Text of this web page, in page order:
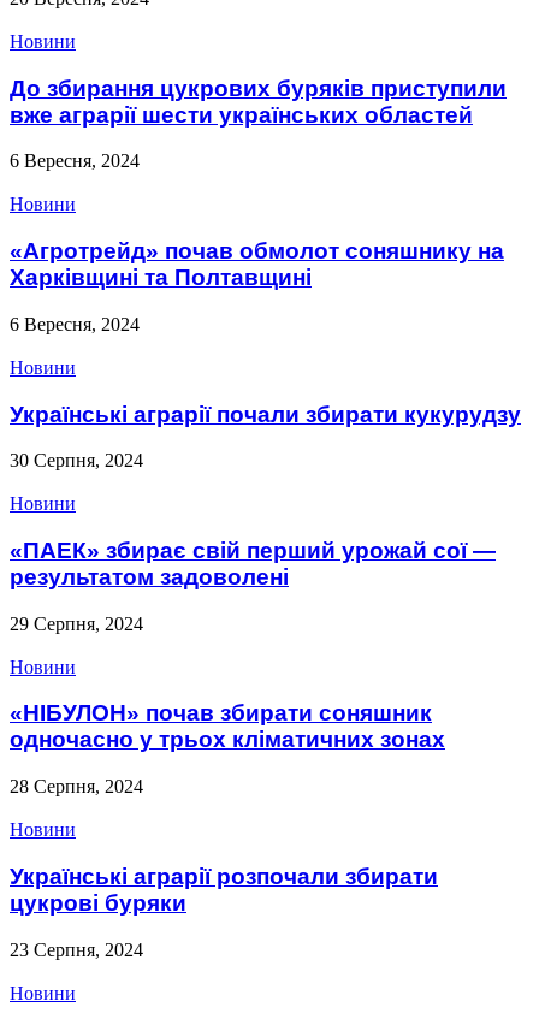
Новини
До збирання цукрових буряків приступили
вже аграрії шести українських областей
6 Вересня, 2024
Новини
«Агротрейд» почав обмолот соняшнику на
Харківщині та Полтавщині
6 Вересня, 2024
Новини
Українські аграрії почали збирати кукурудзу
30 Серпня, 2024
Новини
«ПАЕК» збирає свій перший урожай сої —
результатом задоволені
29 Серпня, 2024
Новини
«НІБУЛОН» почав збирати соняшник
одночасно у трьох кліматичних зонах
28 Серпня, 2024
Новини
Українські аграрії розпочали збирати
цукрові буряки
23 Серпня, 2024
Новини